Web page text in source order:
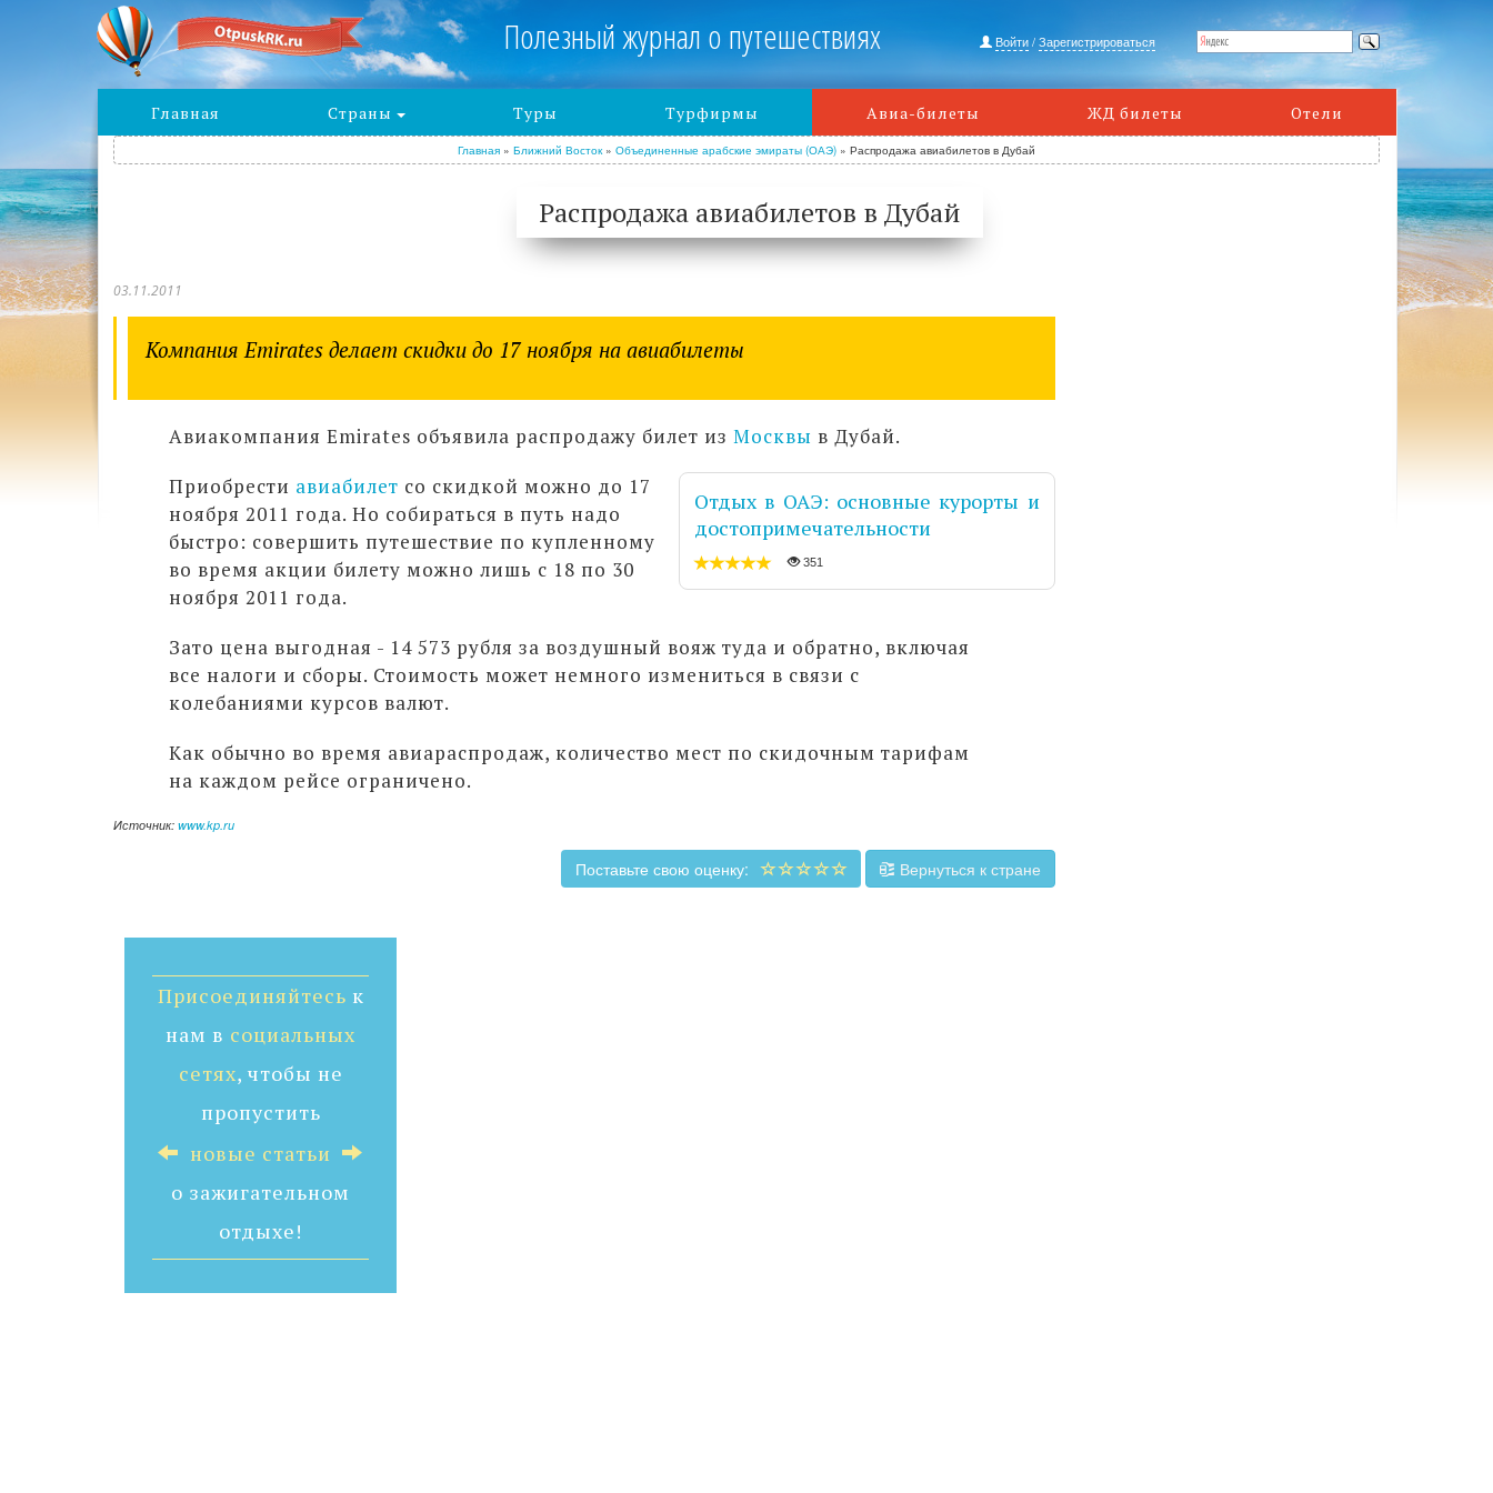
Полезный журнал о путешествиях Войти/Зарегистрироваться
Главная Страны Туры Турфирмы Авиа-билеты ЖД билеты Отели
Главная » Ближний Восток» Объединенные арабские эмираты (ОАЭ) » Распродажа авиабилетов в Дубай
Распродажа авиабилетов в Дубай
03.11.2011
Компания Emirates делает скидки до 17 ноября на авиабилеты
Авиакомпания Emirates объявила распродажу билет из Москвы в Дубай.
Отдых в ОАЭ: основные курорты и
достопримечательности
351
Приобрести авиабилет со скидкой можно до 17
ноября 2011 года. Но собираться в путь надо
быстро: совершить путешествие по купленному
во время акции билету можно лишь с 18 по 30
ноября 2011 года.
Зато цена выгодная - 14 573 рубля за воздушный вояж туда и обратно, включая
все налоги и сборы. Стоимость может немного измениться в связи с
колебаниями курсов валют.
Как обычно во время авиараспродаж, количество мест по скидочным тарифам
на каждом рейсе ограничено.
Источник: www.kp.ru
Поставьте свою оценку: Вернуться к стране
Присоединяйтесь к
нам в социальных
сетях, чтобы не
пропустить
новые статьи
о зажигательном
отдыхе!